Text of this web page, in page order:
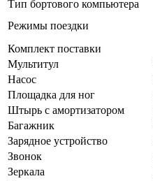
Тип бортового компьютера
Режимы поездки
Комплект поставки
Мультитул
Насос
Площадка для ног
Штырь с амортизатором
Багажник
Зарядное устройство
Звонок
Зеркала